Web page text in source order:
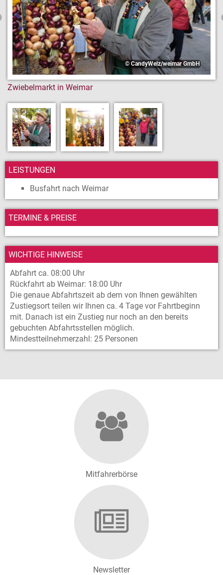
JOBS
Büromanagement
Disposition
Finanzwesen
FUNDSACHEN
© CandyWelz/weimar GmbH
Zwiebelmarkt in Weimar
LEISTUNGEN
Busfahrt nach Weimar
TERMINE & PREISE
WICHTIGE HINWEISE
Abfahrt ca. 08:00 Uhr
Rückfahrt ab Weimar: 18:00 Uhr
Die genaue Abfahrtszeit ab dem von Ihnen gewählten
Zustiegsort teilen wir Ihnen ca. 4 Tage vor Fahrtbeginn
mit. Danach ist ein Zustieg nur noch an den bereits
gebuchten Abfahrtsstellen möglich.
Mindestteilnehmerzahl: 25 Personen
Mitfahrerbörse
Newsletter